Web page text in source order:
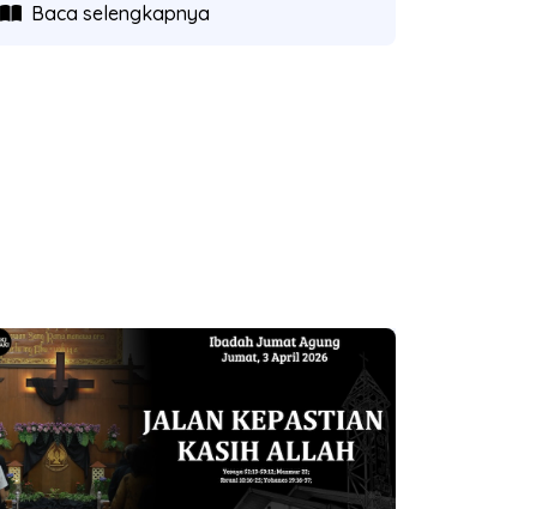
Baca selengkapnya